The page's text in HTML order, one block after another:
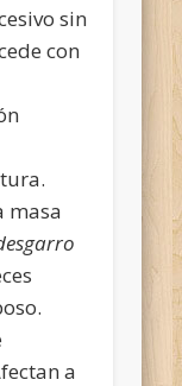
sin
con
masa
a